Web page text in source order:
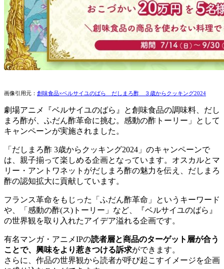
画像引用元： 創味食品×ベルサイユのばら だしまろ酢 ３歳からクッキング2024
劇場アニメ『ベルサイユのばら』と創味食品の調味料、だし
まろ酢が、ふだん酢革命に挑む。感動の酢トーリー」として
キャンペーンが実施されました。
「だしまろ酢 3歳からクッキング2024」のキャンペーンで
は、親子揃って楽しめる企画となっています。オスカルとマ
リー・アントワネットがだしまろ酢の魅力を伝え、だしまろ
酢の認知拡大に貢献しています。
フランス革命をもじった「ふだん酢革命」というキーワード
や、「感動の酢(ス)トーリー」など、『ベルサイユのばら』
の世界観を取り入れたアイデア溢れる企画です。
有名マンガ・アニメIPの読者層と商品のターゲット層が合う
ことで、興味をより惹きつける訴求ができます。
さらに、作品の世界観から読者が呼び起こすイメージを企画